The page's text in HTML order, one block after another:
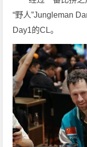
“野人”Jungleman
Day1的CL。